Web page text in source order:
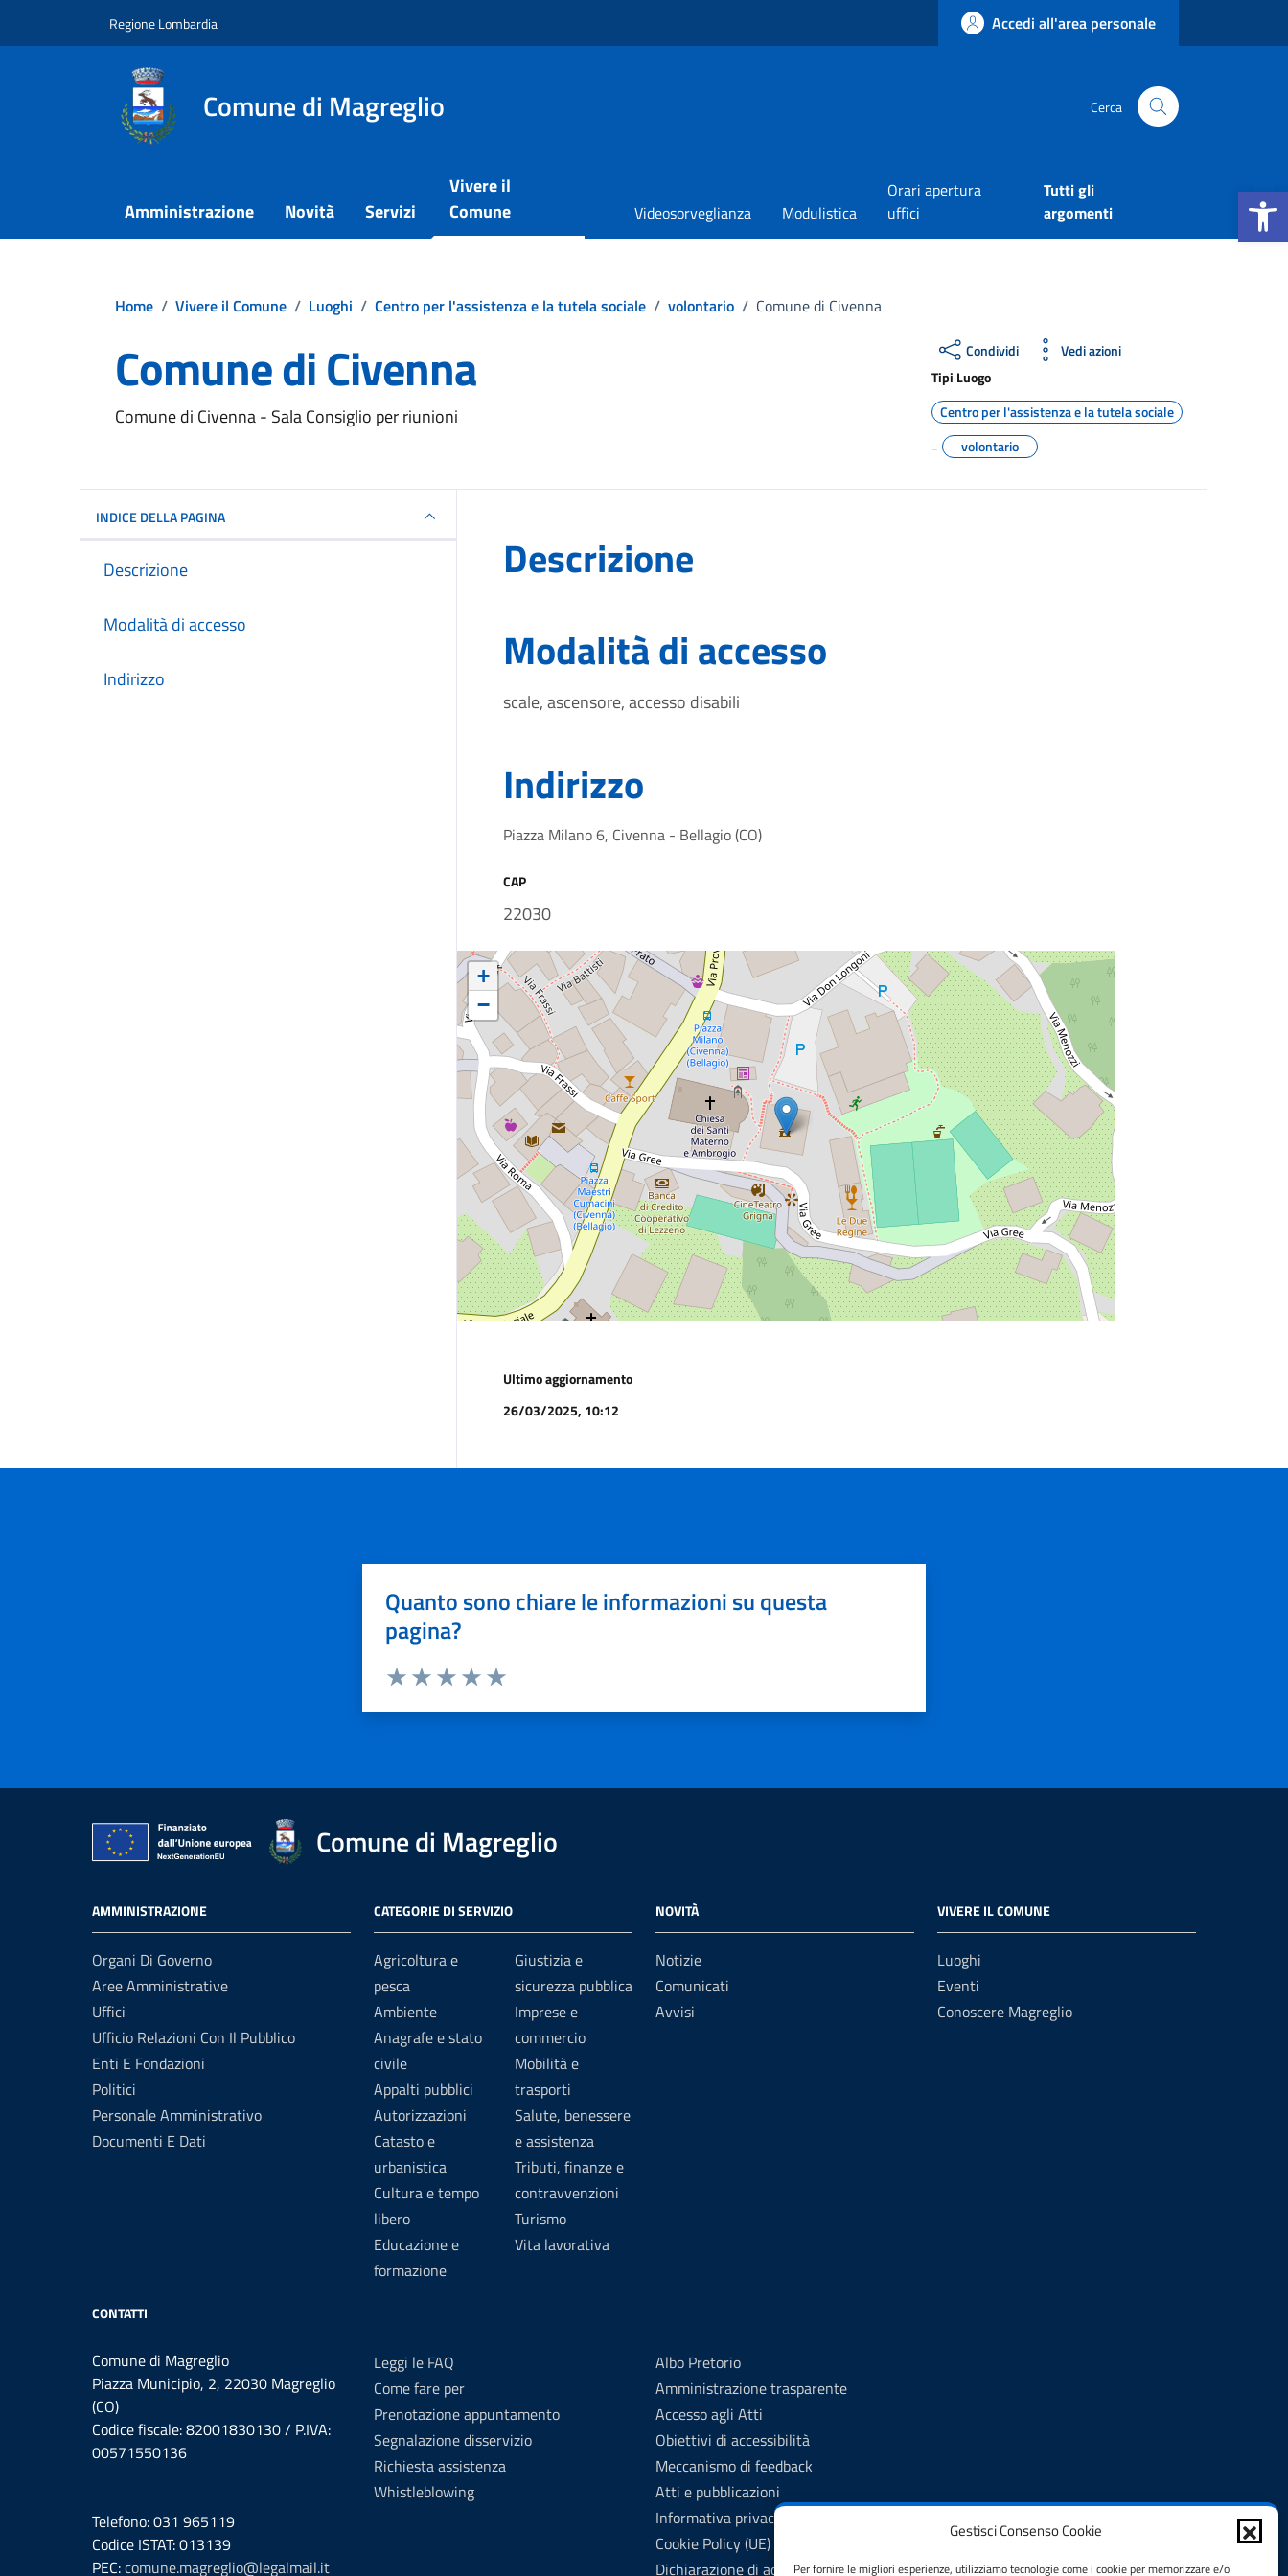
Apri la
Gestisci Consenso Cookie
Per fornire le migliori esperienze, utilizziamo tecnologie come i cookie per memorizzare e/o
Regione Lombardia Accedi all'area personale
Comune di Magreglio Cerca
Amministrazione Novità Servizi
Vivere il
Comune
Videosorveglianza Modulistica
Orari apertura
uffici
Tutti gli
argomenti
Home / Vivere il Comune / Luoghi / Centro per l'assistenza e la tutela sociale / volontario / Comune di Civenna
Comune di Civenna
Comune di Civenna - Sala Consiglio per riunioni
Condividi
Vedi azioni
Tipi Luogo
Centro per l'assistenza e la tutela sociale
- volontario
INDICE DELLA PAGINA
Descrizione
Modalità di accesso
Indirizzo
Descrizione
Modalità di accesso
scale, ascensore, accesso disabili
Indirizzo
Piazza Milano 6, Civenna - Bellagio (CO)
CAP
22030
+
−
Ultimo aggiornamento
26/03/2025, 10:12
Quanto sono chiare le informazioni su questa
pagina?
Comune di Magreglio
AMMINISTRAZIONE
Organi Di Governo
Aree Amministrative
Uffici
Ufficio Relazioni Con Il Pubblico
Enti E Fondazioni
Politici
Personale Amministrativo
Documenti E Dati
CATEGORIE DI SERVIZIO
Agricoltura e
pesca
Ambiente
Anagrafe e stato
civile
Appalti pubblici
Autorizzazioni
Catasto e
urbanistica
Cultura e tempo
libero
Educazione e
formazione
Giustizia e
sicurezza pubblica
Imprese e
commercio
Mobilità e
trasporti
Salute, benessere
e assistenza
Tributi, finanze e
contravvenzioni
Turismo
Vita lavorativa
NOVITÀ
Notizie
Comunicati
Avvisi
VIVERE IL COMUNE
Luoghi
Eventi
Conoscere Magreglio
CONTATTI
Comune di Magreglio
Piazza Municipio, 2, 22030 Magreglio
(CO)
Codice fiscale: 82001830130 / P.IVA:
00571550136
Telefono: 031 965119
Codice ISTAT: 013139
PEC:comune.magreglio@legalmail.it
Leggi le FAQ
Come fare per
Prenotazione appuntamento
Segnalazione disservizio
Richiesta assistenza
Whistleblowing
Albo Pretorio
Amministrazione trasparente
Accesso agli Atti
Obiettivi di accessibilità
Meccanismo di feedback
Atti e pubblicazioni
Informativa privacy
Cookie Policy (UE)
Dichiarazione di accessibilità